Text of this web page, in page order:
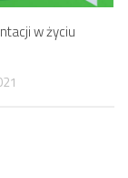
w życiu